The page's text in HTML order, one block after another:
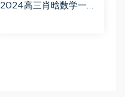
2024高三肖晗数学一轮